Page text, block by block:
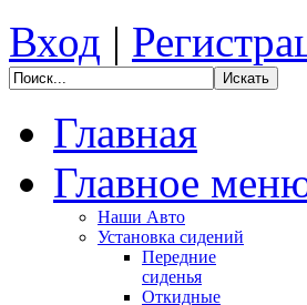
Вход |
Главная
Главное
Наши Авто
Установка сидений
Передние
сиденья
Откидные